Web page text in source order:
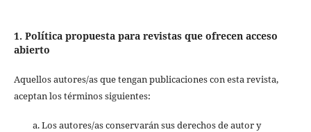
1. Política propuesta para revistas que ofrecen acceso
abierto
Aquellos autores/as que tengan publicaciones con esta revista,
aceptan los términos siguientes:
Los autores/as conservarán sus derechos de autor y